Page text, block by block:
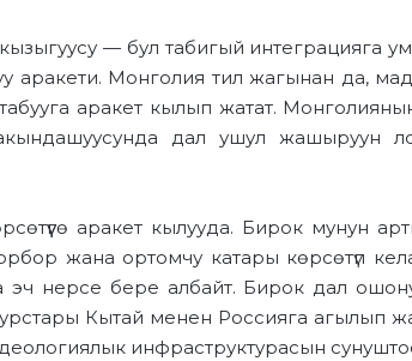
— бул табигый интеграцияга
аракети. Монголия тил жагынан да,
аракет кылып жатат.
дал ушул жашыруун
аракет кылууда. Бирок мунун
жана ортомчу катары көрсөтүп
нерсе бере албайт. Бирок дал
ы Кытай менен Россияга агылып
инфраструктурасын